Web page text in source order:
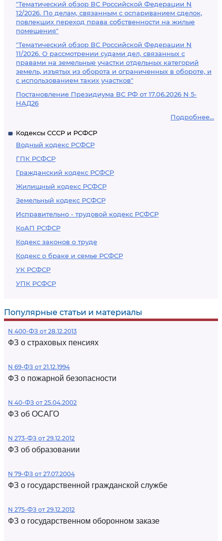
"Тематический обзор ВС Российской Федерации N
12/2026. По делам, связанным с оспариванием сделок,
повлекших переход права собственности на жилые
помещения"
"Тематический обзор ВС Российской Федерации N
11/2026. О рассмотрении судами дел, связанных с
правами на земельные участки отдельных категорий
земель, изъятых из оборота и ограниченных в обороте, и
с использованием таких участков"
Постановление Президиума ВС РФ от 17.06.2026 N 5-
НАД26
Подробнее...
Кодексы СССР и РСФСР
Водный кодекс РСФСР
ГПК РСФСР
Гражданский кодекс РСФСР
Жилищный кодекс РСФСР
Земельный кодекс РСФСР
Исправительно - трудовой кодекс РСФСР
КоАП РСФСР
Кодекс законов о труде
Кодекс о браке и семье РСФСР
УК РСФСР
УПК РСФСР
Популярные статьи и материалы
N 400-ФЗ от 28.12.2013
ФЗ о страховых пенсиях
N 69-ФЗ от 21.12.1994
ФЗ о пожарной безопасности
N 40-ФЗ от 25.04.2002
ФЗ об ОСАГО
N 273-ФЗ от 29.12.2012
ФЗ об образовании
N 79-ФЗ от 27.07.2004
ФЗ о государственной гражданской службе
N 275-ФЗ от 29.12.2012
ФЗ о государственном оборонном заказе